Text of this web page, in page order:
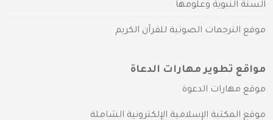
السنة النبوية وعلومها
موقع الترجمات الصوتية للقرآن الكريم
مواقع تطوير مهارات الدعاة
موقع مهارات الدعوة
موقع المكتبة الإسلامية الإلكترونية الشاملة